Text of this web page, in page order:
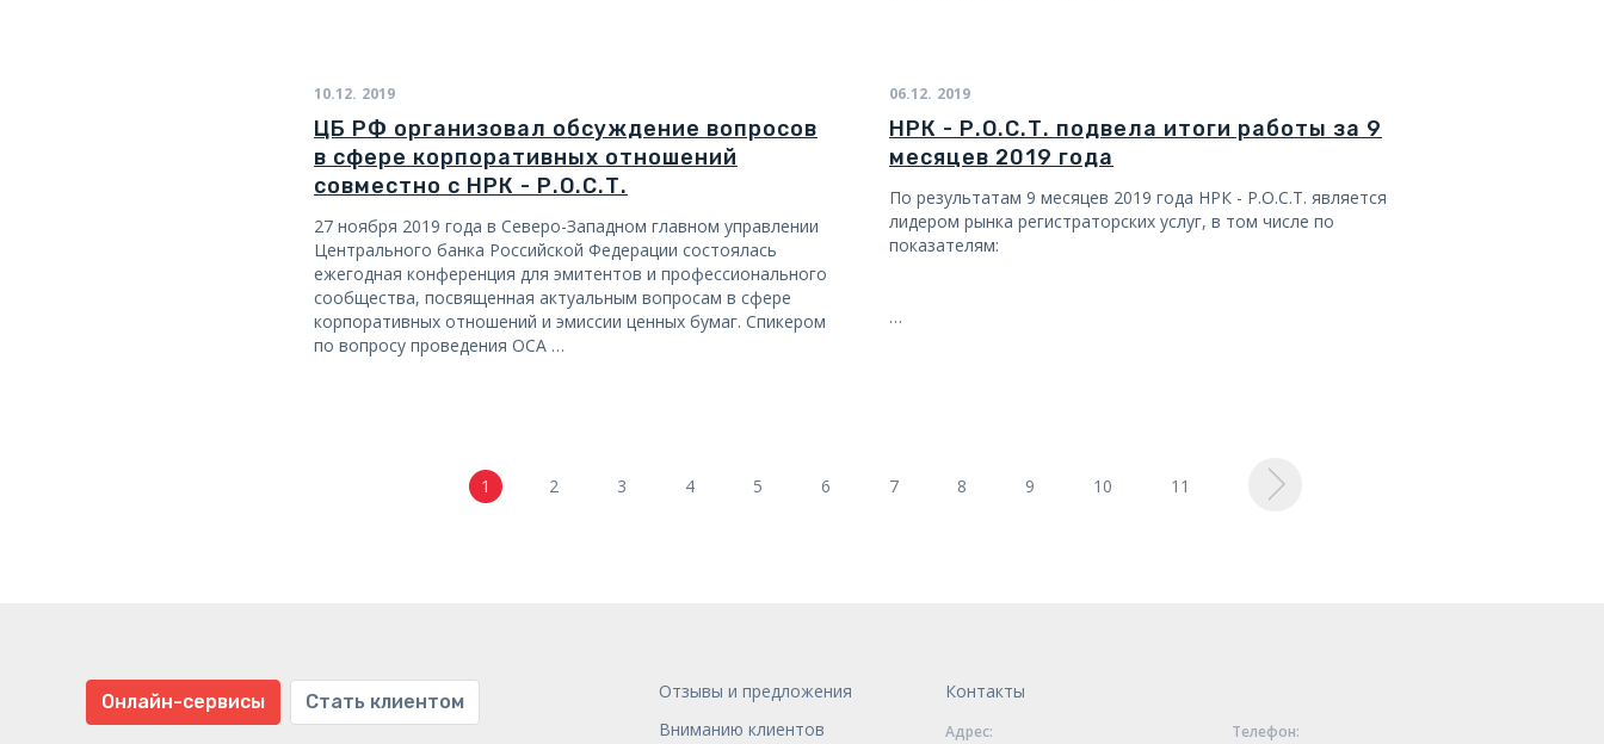
10.12. 2019
ЦБ РФ организовал обсуждение вопросов
в сфере корпоративных отношений
совместно с НРК - Р.О.С.Т.
27 ноября 2019 года в Северо-Западном главном управлении
Центрального банка Российской Федерации состоялась
ежегодная конференция для эмитентов и профессионального
сообщества, посвященная актуальным вопросам в сфере
корпоративных отношений и эмиссии ценных бумаг. Спикером
по вопросу проведения ОСА …
06.12. 2019
НРК - Р.О.С.Т. подвела итоги работы за 9
месяцев 2019 года
По результатам 9 месяцев 2019 года НРК - Р.О.С.Т. является
лидером рынка регистраторских услуг, в том числе по
показателям:
…
1 2 3 4 5 6 7 8 9 10 11
Онлайн-сервисы Стать клиентом
Отзывы и предложения
Вниманию клиентов
Контакты
Адрес: Телeфон: